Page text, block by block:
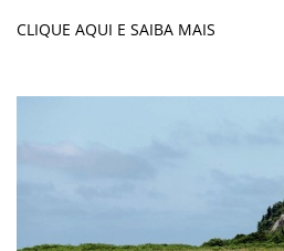
CLIQUE AQUI E SAIBA MAIS